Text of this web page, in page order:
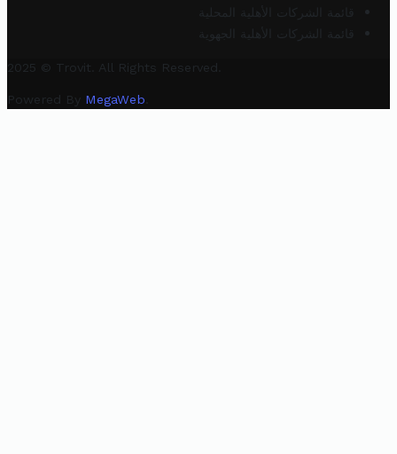
قائمة الشركات الأهلية المحلية
قائمة الشركات الأهلية الجهوية
2025 © Trovit. All Rights Reserved.
Powered By MegaWeb